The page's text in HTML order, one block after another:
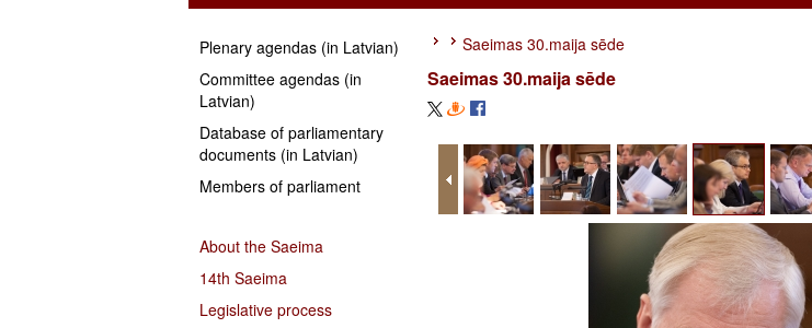
Plenary agendas (in Latvian)
Committee agendas (in
Latvian)
Database of parliamentary
documents (in Latvian)
Members of parliament
About the Saeima
14th Saeima
Legislative process
Saeimas 30.maija sēde
Saeimas 30.maija sēde